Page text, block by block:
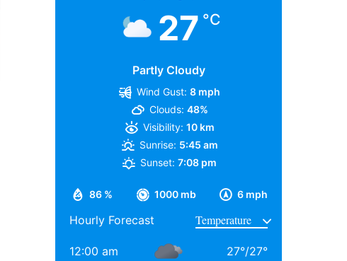
27 °C
Partly Cloudy
86 % 1000 mb 6 mph
Wind Gust: 8 mph
Clouds: 48%
Visibility: 10 km
Sunrise: 5:45 am
Sunset: 7:08 pm
Hourly Forecast
12:00 am 27°/27°